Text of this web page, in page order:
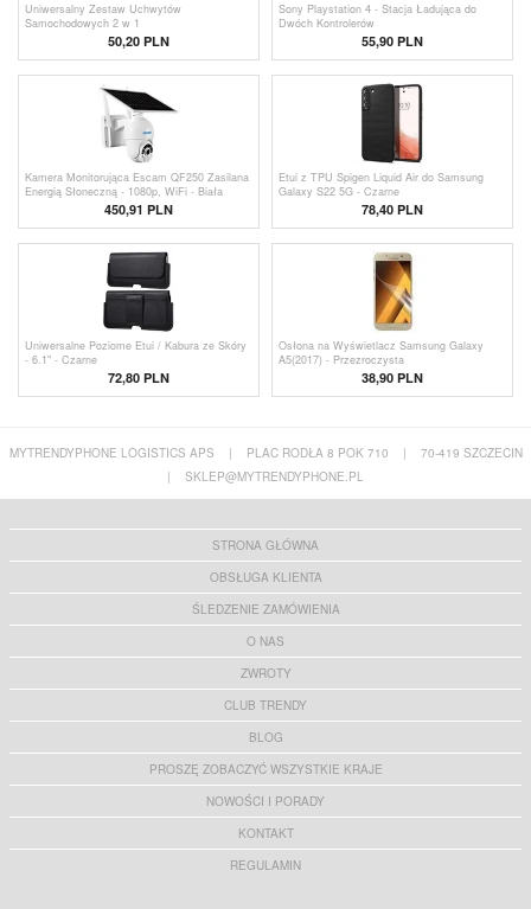
Uniwersalny Zestaw Uchwytów
Samochodowych 2 w 1
50,20 PLN
Sony Playstation 4 - Stacja Ładująca do
Dwóch Kontrolerów
55,90 PLN
Kamera Monitorująca Escam QF250 Zasilana
Energią Słoneczną - 1080p, WiFi - Biała
450,91 PLN
Etui z TPU Spigen Liquid Air do Samsung
Galaxy S22 5G - Czarne
78,40 PLN
Uniwersalne Poziome Etui / Kabura ze Skóry
- 6.1" - Czarne
72,80 PLN
Osłona na Wyświetlacz Samsung Galaxy
A5(2017) - Przezroczysta
38,90 PLN
MYTRENDYPHONE LOGISTICS APS | PLAC RODŁA 8 POK 710 |
70-419 SZCZECIN
|
SKLEP@MYTRENDYPHONE.PL
STRONA GŁÓWNA
OBSŁUGA KLIENTA
ŚLEDZENIE ZAMÓWIENIA
O NAS
ZWROTY
CLUB TRENDY
BLOG
PROSZĘ ZOBACZYĆ WSZYSTKIE KRAJE
NOWOŚCI I PORADY
KONTAKT
REGULAMIN